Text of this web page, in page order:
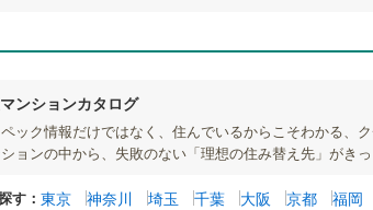
ンションカタログ
ック情報だけではなく、住んでいるからこそわかる、
ョンの中から、失敗のない「理想の住み替え先」がきっ
す： 東京 神奈川 埼玉 千葉 大阪 京都 福岡